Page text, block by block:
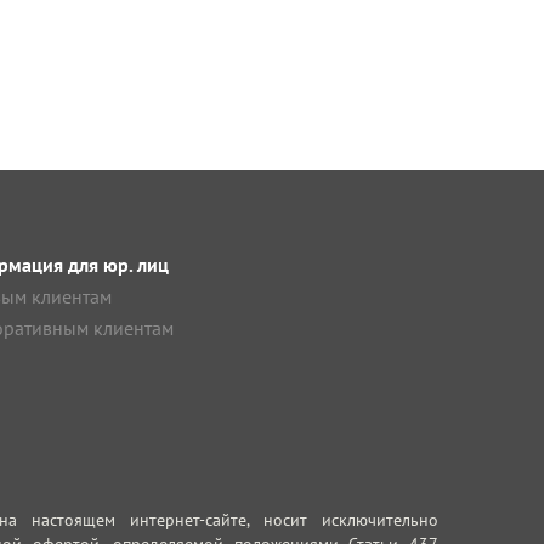
для юр. лиц
клиентам
клиентам
интернет-сайте, носит исключительно